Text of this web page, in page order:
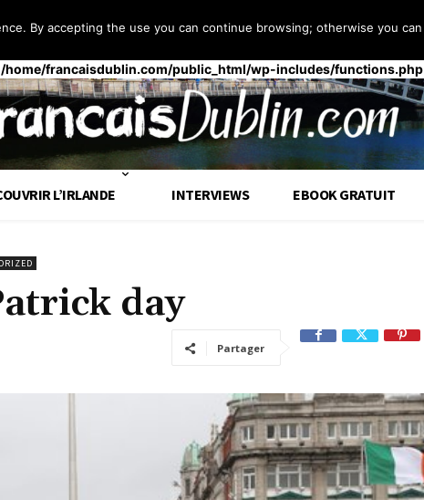
incorrecte. Le chargement de la traduction pour le domaine td-
/home/francaisdublin.com/public_html/wp-includes/functions.php
L’IRLANDE INTERVIEWS EBOOK GRATUIT
day
Partager
By accepting the use you can continue browsing; otherwise you